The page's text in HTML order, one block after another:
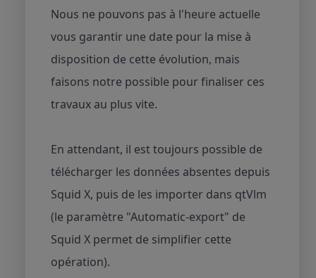
Nous ne pouvons pas à l'heure actuelle
vous garantir une date pour la mise à
disposition de cette évolution, mais
faisons notre possible pour finaliser ces
travaux au plus vite.
En attendant, il est toujours possible de
télécharger les données absentes depuis
Squid X, puis de les importer dans qtVlm
(le paramètre "Automatic-export" de
Squid X permet de simplifier cette
opération).